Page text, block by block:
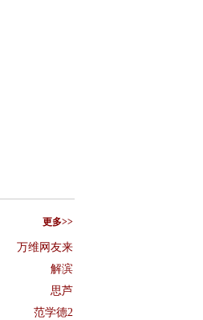
更多>>
万维网友来
解滨
思芦
范学德2